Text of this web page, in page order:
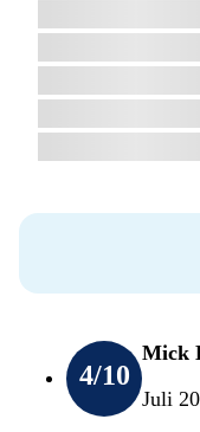
4/10
Mick
Juli